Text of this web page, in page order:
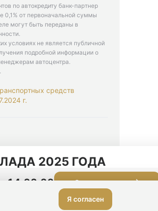
по автокредиту банк-партнер
0,1% от первоначальной суммы
могут быть переданы в
условиях не является публичной
подробной информации о
автоцентра.
.
средств
г.
Я согласен
2025 ГОДА
14:33:32 Оставить заявку